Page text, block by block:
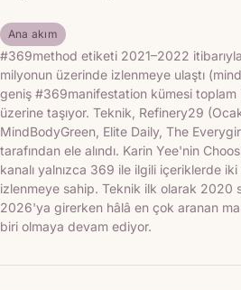
Ana akım
#369method etiketi 2021–2022
milyonun üzerinde izlenmeye ulaştı
geniş #369manifestation kümesi toplam
üzerine taşıyor. Teknik, Refinery29
MindBodyGreen, Elite Daily, The
tarafından ele alındı. Karin Yee'nin
kanalı yalnızca 369 ile ilgili içeriklerde
izlenmeye sahip. Teknik ilk olarak 2020
2026'ya girerken hâlâ en çok aranan
biri olmaya devam ediyor.